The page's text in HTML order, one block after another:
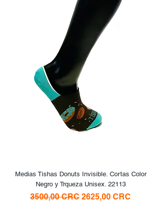
Medias Tishas Donuts Invisible. Cortas Color
Negro y Trqueza Unisex. 22113
Precio
3500,00 CRC Precio de oferta
2625,00 CRC